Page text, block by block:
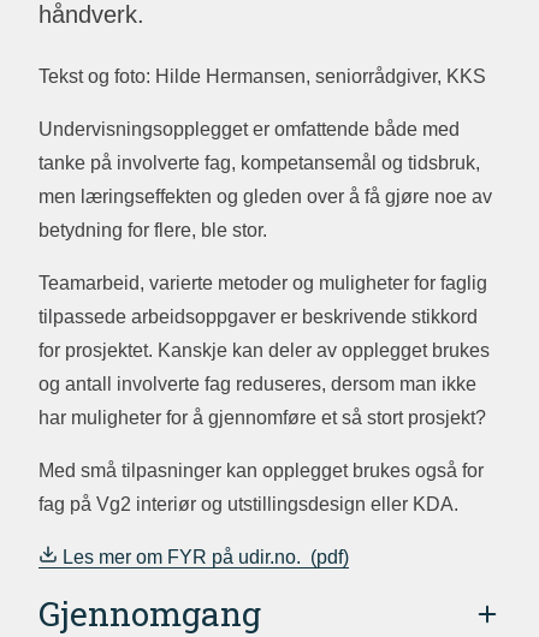
håndverk.
Tekst og foto: Hilde Hermansen, seniorrådgiver, KKS
Undervisningsopplegget er omfattende både med
tanke på involverte fag, kompetansemål og tidsbruk,
men læringseffekten og gleden over å få gjøre noe av
betydning for flere, ble stor.
Teamarbeid, varierte metoder og muligheter for faglig
tilpassede arbeidsoppgaver er beskrivende stikkord
for prosjektet. Kanskje kan deler av opplegget brukes
og antall involverte fag reduseres, dersom man ikke
har muligheter for å gjennomføre et så stort prosjekt?
Med små tilpasninger kan opplegget brukes også for
fag på Vg2 interiør og utstillingsdesign eller KDA.
Les mer om FYR på udir.no.
Gjennomgang